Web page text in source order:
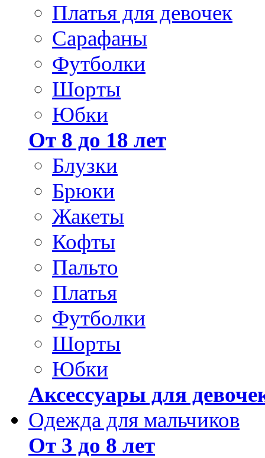
Платья для девочек
Сарафаны
Футболки
Шорты
Юбки
От 8 до 18 лет
Блузки
Брюки
Жакеты
Кофты
Пальто
Платья
Футболки
Шорты
Юбки
Аксессуары для
Одежда для мальчиков
От 3 до 8 лет